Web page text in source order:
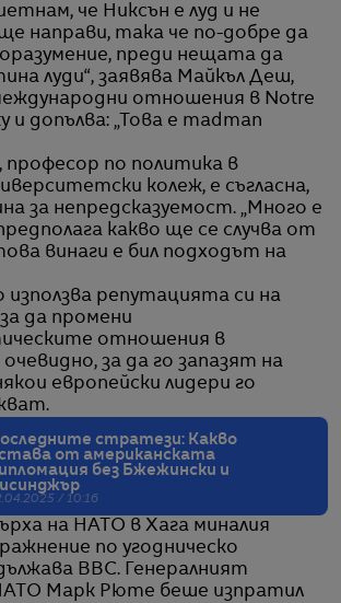
че Никсън е луд и не
направи, така че по-добре да
преди нещата да
луди“, заявява Майкъл Деш,
отношения в Notre
и допълва: „Това е madman
професор по политика в
колеж, е съгласна,
за непредсказуемост. „Много е
какво ще се случва от
винаги е бил подходът на
използва репутацията си на
да промени
отношения в
за да го запазят на
европейски лидери го
стратези: Какво
от американската
без Бжежински и
/ 10:16
на НАТО в Хага миналия
по угодническо
BBC. Генералният
Марк Рюте беше изпратил